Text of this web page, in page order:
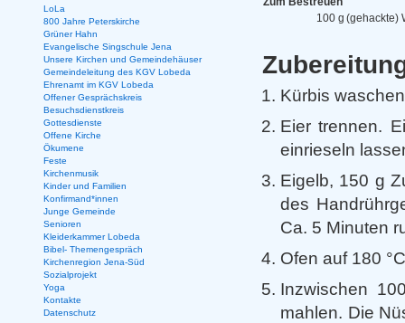
100 g (gehackte)
Kürbis
Eier trennen.
einrieseln
Eigelb, 150 g
des
Ca. 5 Minuten
Ofen auf 180
Inzwischen
mahlen. Die
LoLa
800 Jahre Peterskirche
Grüner Hahn
Evangelische Singschule Jena
Unsere Kirchen und Gemeindehäuser
Gemeindeleitung des KGV Lobeda
Ehrenamt im KGV Lobeda
Offener Gesprächskreis
Besuchsdienstkreis
Gottesdienste
Offene Kirche
Ökumene
Feste
Kirchenmusik
Kinder und Familien
Konfirmand*innen
Junge Gemeinde
Senioren
Kleiderkammer Lobeda
Bibel- Themengespräch
Kirchenregion Jena-Süd
Sozialprojekt
Yoga
Kontakte
Datenschutz